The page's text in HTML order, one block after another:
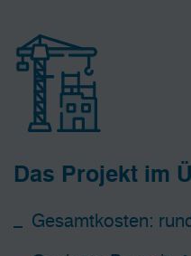
Das Projekt im
Gesamtkosten: